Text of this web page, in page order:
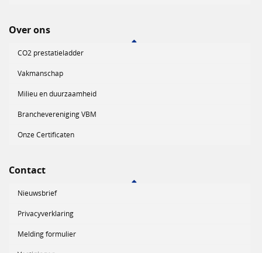
Over ons
CO2 prestatieladder
Vakmanschap
Milieu en duurzaamheid
Branchevereniging VBM
Onze Certificaten
Contact
Nieuwsbrief
Privacyverklaring
Melding formulier